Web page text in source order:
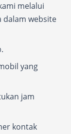
melalui
dalam website
yang
jam
kontak